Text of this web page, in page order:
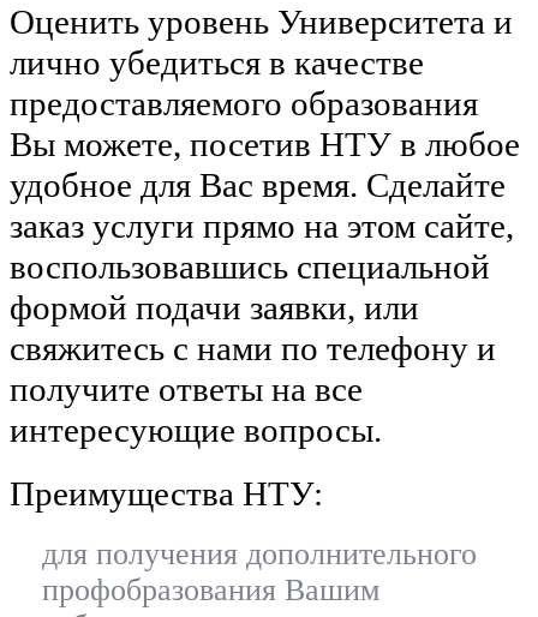
Оценить уровень Университета и
лично убедиться в качестве
предоставляемого образования
Вы можете, посетив НТУ в любое
удобное для Вас время. Сделайте
заказ услуги прямо на этом сайте,
воспользовавшись специальной
формой подачи заявки, или
свяжитесь с нами по телефону и
получите ответы на все
интересующие вопросы.
Преимущества НТУ:
для получения дополнительного
профобразования Вашим